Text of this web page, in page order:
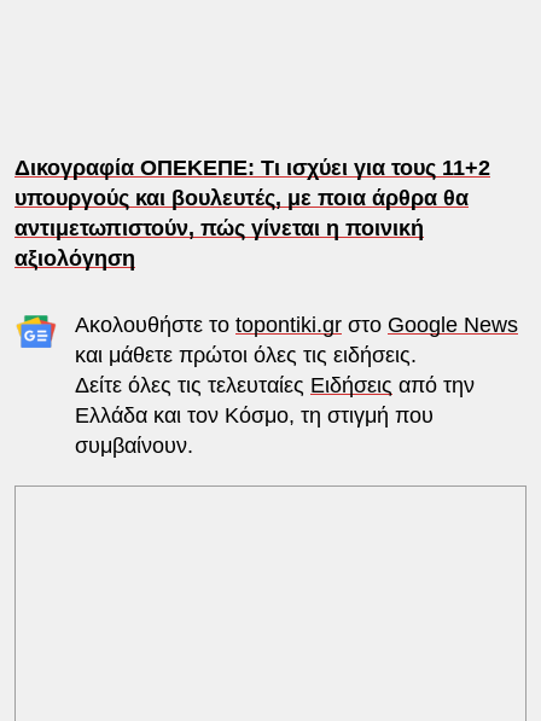
Δικογραφία ΟΠΕΚΕΠΕ: Τι ισχύει για τους 11+2
υπουργούς και βουλευτές, με ποια άρθρα θα
αντιμετωπιστούν, πώς γίνεται η ποινική
αξιολόγηση
Ακολουθήστε το topontiki.grστο Google News
και μάθετε πρώτοι όλες τις ειδήσεις.
Δείτε όλες τις τελευταίες Ειδήσεις από την
Ελλάδα και τον Κόσμο, τη στιγμή που
συμβαίνουν.